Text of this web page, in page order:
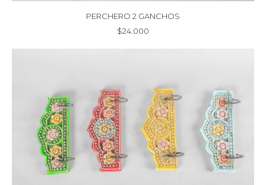
PERCHERO 2 GANCHOS
$24.000